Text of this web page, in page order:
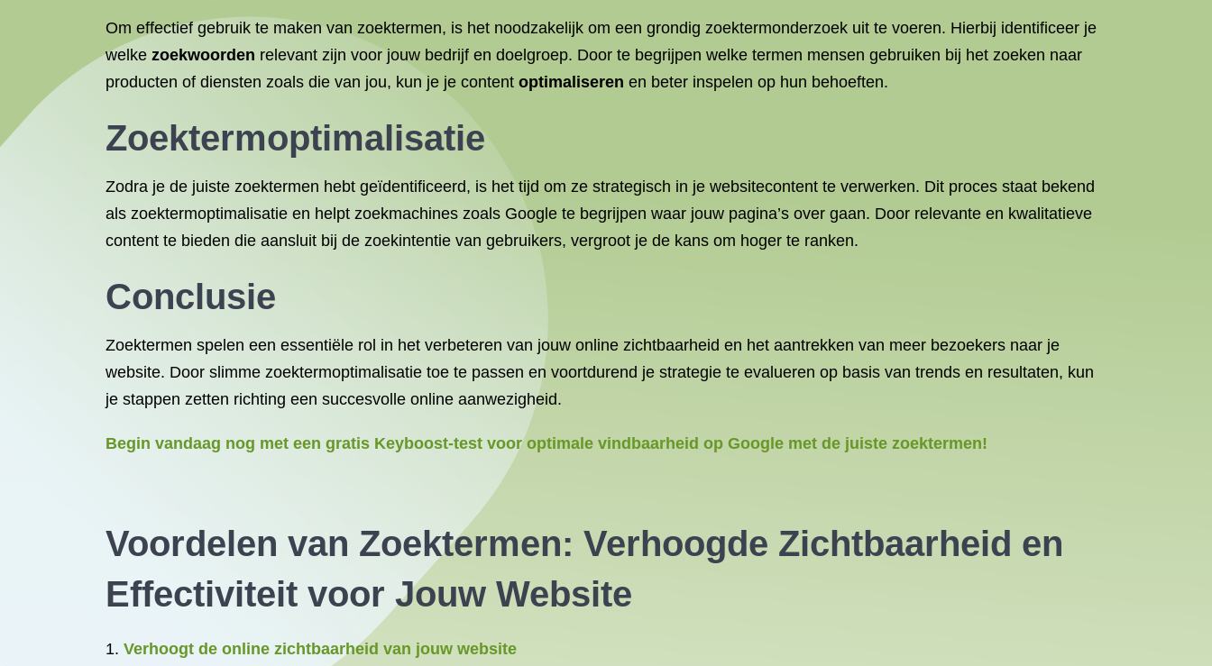
Om effectief gebruik te maken van zoektermen, is het noodzakelijk om een grondig zoektermonderzoek uit te voeren. Hierbij identificeer je
welke zoekwoorden relevant zijn voor jouw bedrijf en doelgroep. Door te begrijpen welke termen mensen gebruiken bij het zoeken naar
producten of diensten zoals die van jou, kun je je content optimaliseren en beter inspelen op hun behoeften.
Zoektermoptimalisatie
Zodra je de juiste zoektermen hebt geïdentificeerd, is het tijd om ze strategisch in je websitecontent te verwerken. Dit proces staat bekend
als zoektermoptimalisatie en helpt zoekmachines zoals Google te begrijpen waar jouw pagina’s over gaan. Door relevante en kwalitatieve
content te bieden die aansluit bij de zoekintentie van gebruikers, vergroot je de kans om hoger te ranken.
Conclusie
Zoektermen spelen een essentiële rol in het verbeteren van jouw online zichtbaarheid en het aantrekken van meer bezoekers naar je
website. Door slimme zoektermoptimalisatie toe te passen en voortdurend je strategie te evalueren op basis van trends en resultaten, kun
je stappen zetten richting een succesvolle online aanwezigheid.
Begin vandaag nog met een gratis Keyboost-test voor optimale vindbaarheid op Google met de juiste zoektermen!
Voordelen van Zoektermen: Verhoogde Zichtbaarheid en
Effectiviteit voor Jouw Website
Verhoogt de online zichtbaarheid van jouw website